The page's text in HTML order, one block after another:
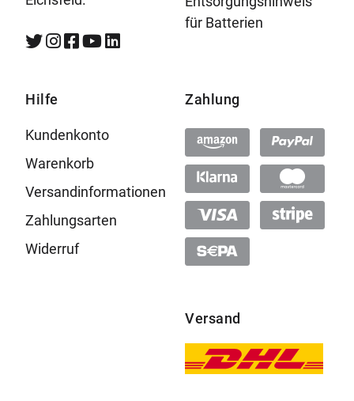
für Batterien
Hilfe
Kundenkonto
Warenkorb
Versandinformationen
Zahlungsarten
Widerruf
Zahlung
Versand